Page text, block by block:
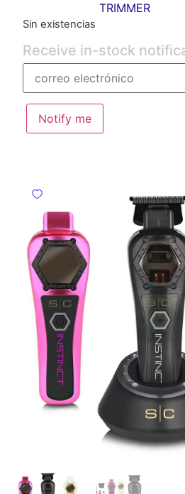
TRIMMER
Sin existencias
Receive in-stock
Notify me